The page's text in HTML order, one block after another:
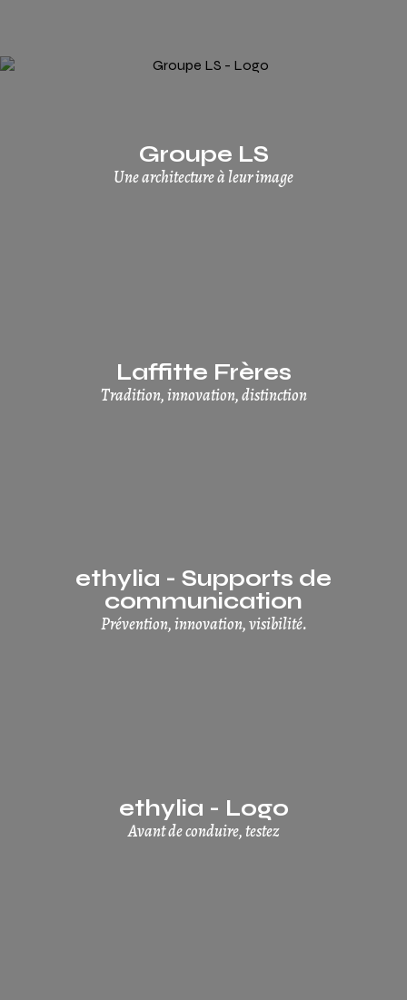
Groupe LS
Une architecture à leur image
Laffitte Frères
Tradition, innovation, distinction
ethylia - Supports de
communication
Prévention, innovation, visibilité.
ethylia - Logo
Avant de conduire, testez